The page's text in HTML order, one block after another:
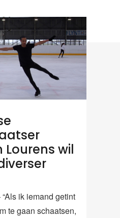
wil
ik iemand getint
te gaan schaatsen,